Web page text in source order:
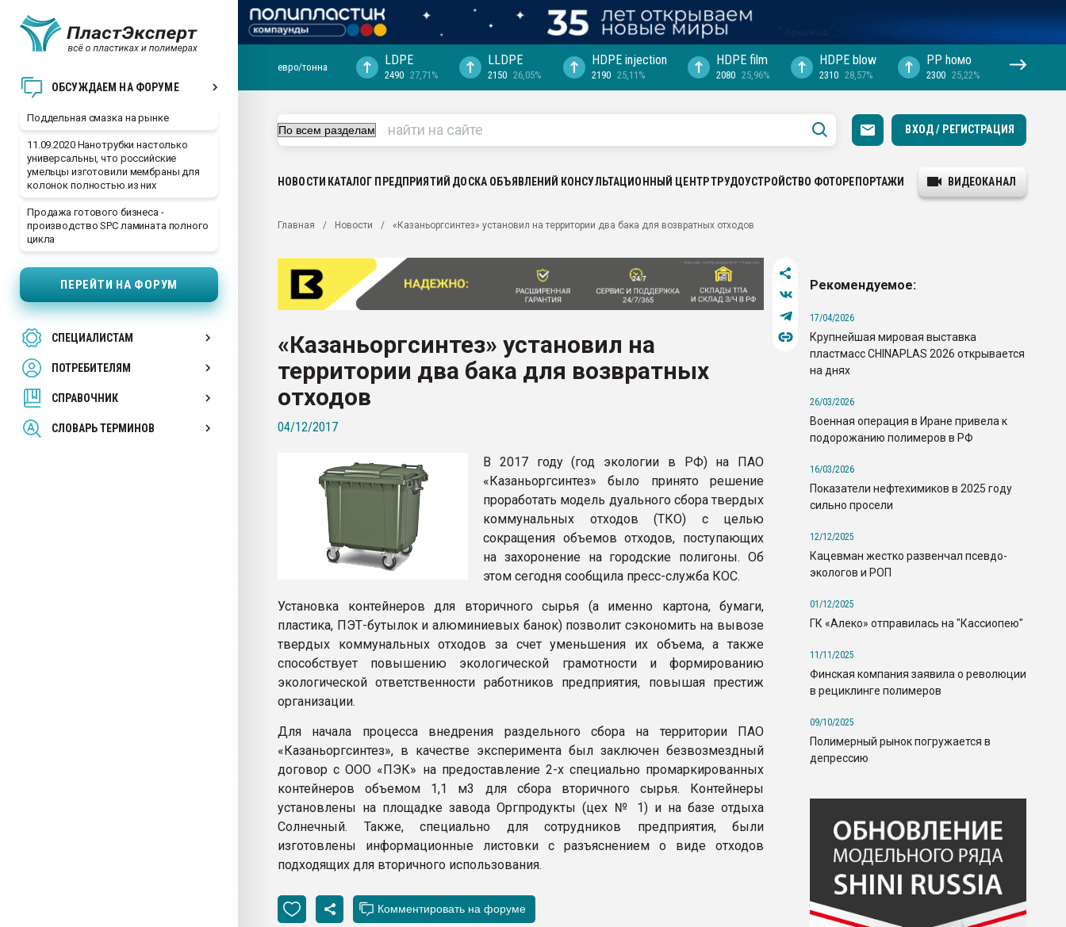
ОБСУЖДАЕМ НА ФОРУМЕ
Поддельная смазка на рынке
11.09.2020 Нанотрубки настолько
универсальны, что российские
умельцы изготовили мембраны для
колонок полностью из них
Продажа готового бизнеса -
производство SPC ламината полного
цикла
ПЕРЕЙТИ НА ФОРУМ
СПЕЦИАЛИСТАМ
ПОТРЕБИТЕЛЯМ
СПРАВОЧНИК
СЛОВАРЬ ТЕРМИНОВ
ближайшее подмосковье, с.-в.
Подмосковье, Москва
первый план в переработке
28.07.2026 "Технониколь" довольна
Всё, что касается выдува ПЭТ
Материал поверхности пуансона для
Продам отходы Композиция
поликарбоната и АБС-пластика
Armaloy PC/ABS-1IM черный цвет
ПЕРЕЙТИ НА ФОРУМ
евро/тонна LDPE
2490 27,71%
LLDPE
2150 26,05%
HDPE injection
2190 25,11%
HDPE film
2080 25,96%
HDPE blow
2310 28,57%
PP hомо
2300 25,22%
ВХОД / РЕГИСТРАЦИЯ
НОВОСТИ КАТАЛОГ ПРЕДПРИЯТИЙ ДОСКА ОБЪЯВЛЕНИЙ КОНСУЛЬТАЦИОННЫЙ ЦЕНТРТРУДОУСТРОЙСТВО ФОТОРЕПОРТАЖИ ВИДЕОКАНАЛ
Главная Новости «Казаньоргсинтез» установил на территории два бака для возвратных отходов
«Казаньоргсинтез» установил на
территории два бака для возвратных
отходов
04/12/2017
В 2017 году (год экологии в РФ) на ПАО
«Казаньоргсинтез» было принято решение
проработать модель дуального сбора твердых
коммунальных отходов (ТКО) с целью
сокращения объемов отходов, поступающих
на захоронение на городские полигоны. Об
этом сегодня сообщила пресс-служба КОС.
Установка контейнеров для вторичного сырья (а именно картона, бумаги,
пластика, ПЭТ-бутылок и алюминиевых банок) позволит сэкономить на вывозе
твердых коммунальных отходов за счет уменьшения их объема, а также
способствует повышению экологической грамотности и формированию
экологической ответственности работников предприятия, повышая престиж
организации.
Для начала процесса внедрения раздельного сбора на территории ПАО
«Казаньоргсинтез», в качестве эксперимента был заключен безвозмездный
договор с ООО «ПЭК» на предоставление 2-х специально промаркированных
контейнеров объемом 1,1 м3 для сбора вторичного сырья. Контейнеры
установлены на площадке завода Оргпродукты (цех № 1) и на базе отдыха
Солнечный. Также, специально для сотрудников предприятия, были
изготовлены информационные листовки с разъяснением о виде отходов
подходящих для вторичного использования.
Рекомендуемое:
17/04/2026
Крупнейшая мировая выставка
пластмасс CHINAPLAS 2026 открывается
на днях
26/03/2026
Военная операция в Иране привела к
подорожанию полимеров в РФ
16/03/2026
Показатели нефтехимиков в 2025 году
сильно просели
12/12/2025
Кацевман жестко развенчал псевдо-
экологов и РОП
01/12/2025
ГК «Алеко» отправилась на "Кассиопею"
11/11/2025
Финская компания заявила о революции
в рециклинге полимеров
09/10/2025
Полимерный рынок погружается в
депрессию